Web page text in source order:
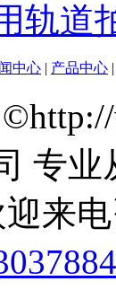
轨道
中心 | 产品中心 |
专业
迎来